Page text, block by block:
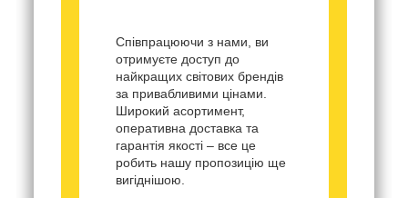
Співпрацюючи з нами, ви
отримуєте доступ до
найкращих світових брендів
за привабливими цінами.
Широкий асортимент,
оперативна доставка та
гарантія якості – все це
робить нашу пропозицію ще
вигіднішою.